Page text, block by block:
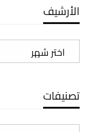
الأرشيف
الأرشيف
تصنيفات